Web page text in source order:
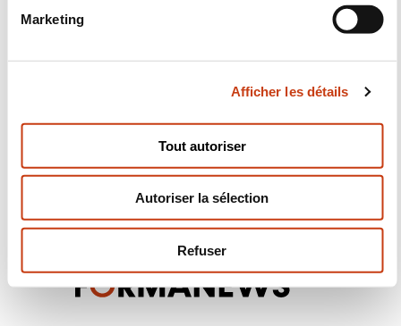
n
Marketing
Afficher les détails
Tout autoriser
Autoriser la sélection
Refuser
TwitterLinkedInYouTube
Nous contacter